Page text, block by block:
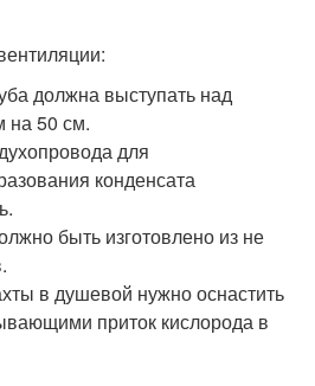
должна выступать над
на 50 см.
для
конденсата
быть изготовлено из не
в душевой нужно оснастить
приток кислорода в